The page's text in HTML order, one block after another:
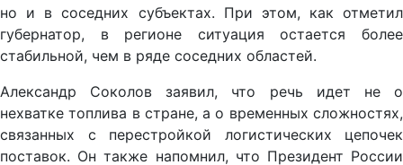
но и в соседних субъектах. При этом, как отметил
губернатор, в регионе ситуация остается более
стабильной, чем в ряде соседних областей.
Александр Соколов заявил, что речь идет не о
нехватке топлива в стране, а о временных сложностях,
связанных с перестройкой логистических цепочек
поставок. Он также напомнил, что Президент России